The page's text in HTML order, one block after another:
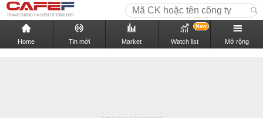
Home Tin mới Market Watch list
New
Mở rộng